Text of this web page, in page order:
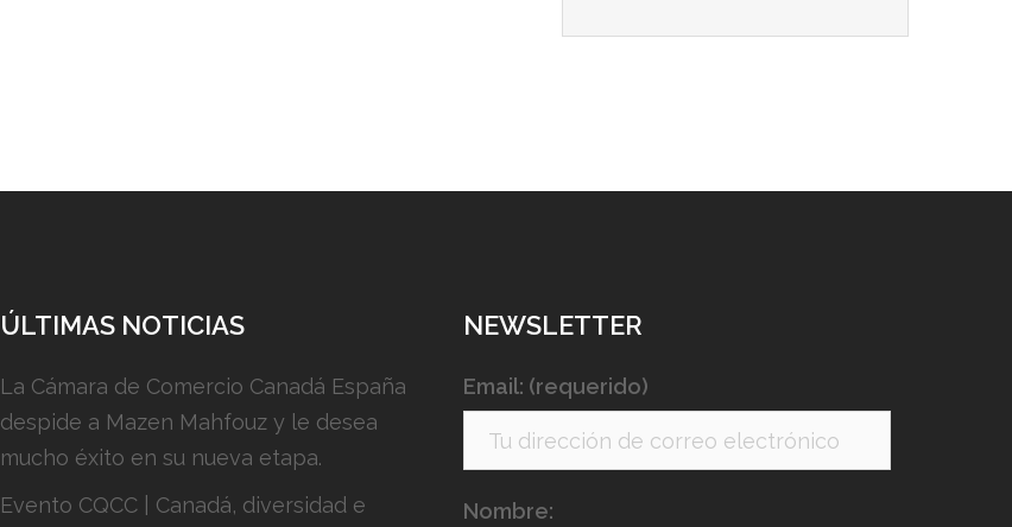
ÚLTIMAS NOTICIAS
La Cámara de Comercio Canadá España
despide a Mazen Mahfouz y le desea
mucho éxito en su nueva etapa.
Evento CQCC | Canadá, diversidad e
NEWSLETTER
Email: (requerido)
Nombre: